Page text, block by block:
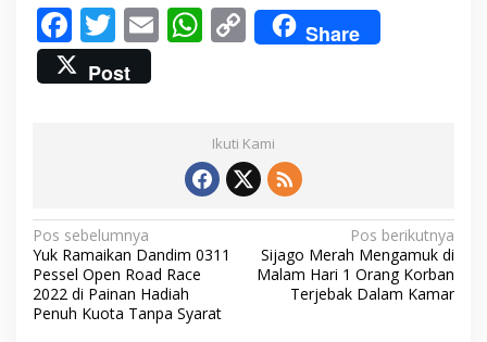
n
F
ac
e
k
T
w
itt
E W
s
A
p
p
C
o
y
Li
n
k
Share
Post
Ikuti Kami
N
a
v
i
Pos sebelumnya
Yuk Ramaikan Dandim 0311
Pessel Open Road Race
2022 di Painan Hadiah
Penuh Kuota Tanpa Syarat
Pos berikutnya
Sijago Merah Mengamuk di
Malam Hari 1 Orang Korban
Terjebak Dalam Kamar